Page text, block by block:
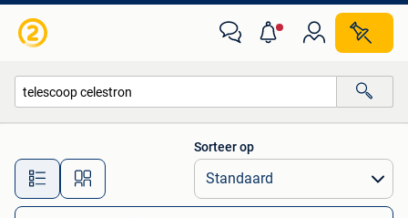
Alle afstanden…
Sorteer op